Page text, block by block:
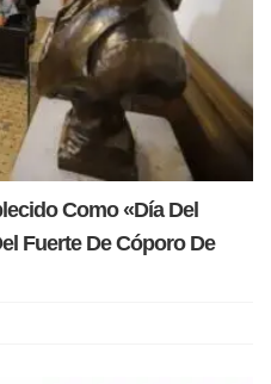
Como «Día Del
Fuerte De Cóporo De